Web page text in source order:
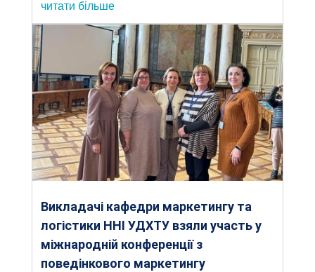
читати більше
Викладачі кафедри маркетингу та
логістики ННІ УДХТУ взяли участь у
міжнародній конференції з
поведінкового маркетингу